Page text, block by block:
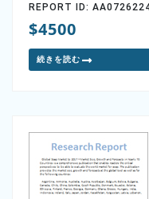
REPORT ID:
$4500
続きを読む